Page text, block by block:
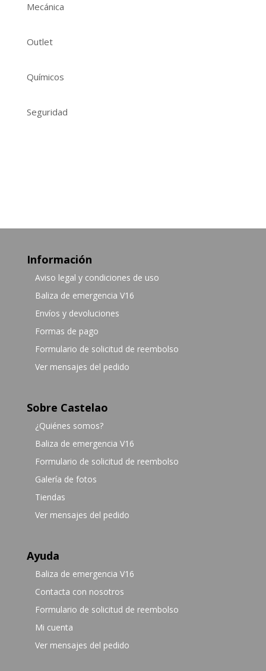
Mecánica
Outlet
Químicos
Seguridad
Información
Aviso legal y condiciones de uso
Baliza de emergencia V16
Envíos y devoluciones
Formas de pago
Formulario de solicitud de reembolso
Ver mensajes del pedido
Sobre Castelao
¿Quiénes somos?
Baliza de emergencia V16
Formulario de solicitud de reembolso
Galería de fotos
Tiendas
Ver mensajes del pedido
Ayuda
Baliza de emergencia V16
Contacta con nosotros
Formulario de solicitud de reembolso
Mi cuenta
Ver mensajes del pedido